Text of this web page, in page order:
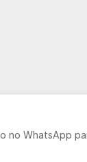
no WhatsApp